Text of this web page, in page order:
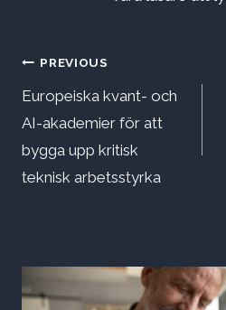
PREVIOUS
Europeiska kvant- och
AI-akademier för att
bygga upp kritisk
teknisk arbetsstyrka